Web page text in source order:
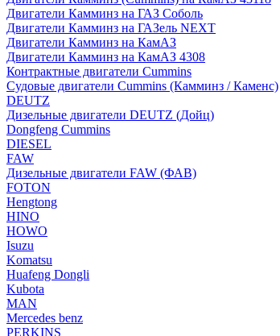
Двигатели Камминз на ГАЗ Соболь
Двигатели Камминз на ГАЗель NEXT
Двигатели Камминз на КамАЗ
Двигатели Камминз на КамАЗ 4308
Контрактные двигатели Cummins
Судовые двигатели Cummins (Камминз / Каменс)
DEUTZ
Дизельные двигатели DEUTZ (Дойц)
Dongfeng Cummins
DIESEL
FAW
Дизельные двигатели FAW (ФАВ)
FOTON
Hengtong
HINO
HOWO
Isuzu
Komatsu
Huafeng Dongli
Kubota
MAN
Mercedes benz
PERKINS